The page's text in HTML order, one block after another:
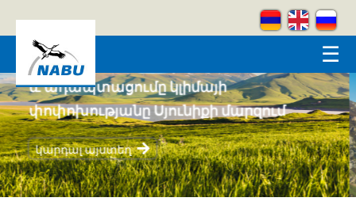
☰
Կրեատիվ լեռներ
կարդալ այստեղ